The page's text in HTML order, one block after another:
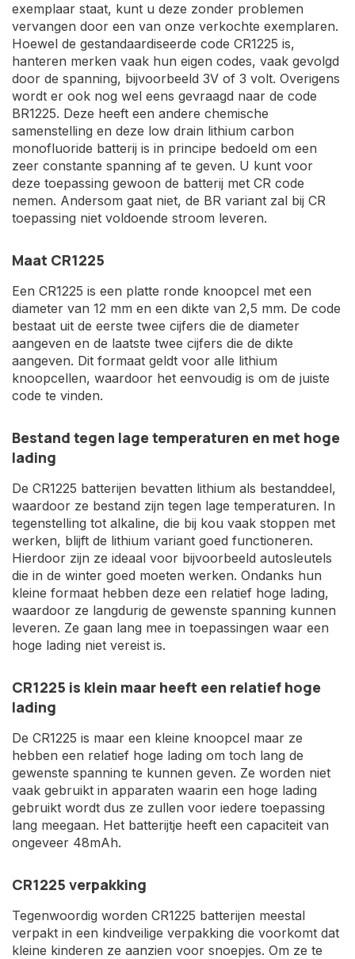
exemplaar staat, kunt u deze zonder problemen
vervangen door een van onze verkochte exemplaren.
Hoewel de gestandaardiseerde code CR1225 is,
hanteren merken vaak hun eigen codes, vaak gevolgd
door de spanning, bijvoorbeeld 3V of 3 volt. Overigens
wordt er ook nog wel eens gevraagd naar de code
BR1225. Deze heeft een andere chemische
samenstelling en deze low drain lithium carbon
monofluoride batterij is in principe bedoeld om een
zeer constante spanning af te geven. U kunt voor
deze toepassing gewoon de batterij met CR code
nemen. Andersom gaat niet, de BR variant zal bij CR
toepassing niet voldoende stroom leveren.
Maat CR1225
Een CR1225 is een platte ronde knoopcel met een
diameter van 12 mm en een dikte van 2,5 mm. De code
bestaat uit de eerste twee cijfers die de diameter
aangeven en de laatste twee cijfers die de dikte
aangeven. Dit formaat geldt voor alle lithium
knoopcellen, waardoor het eenvoudig is om de juiste
code te vinden.
Bestand tegen lage temperaturen en met hoge
lading
De CR1225 batterijen bevatten lithium als bestanddeel,
waardoor ze bestand zijn tegen lage temperaturen. In
tegenstelling tot alkaline, die bij kou vaak stoppen met
werken, blijft de lithium variant goed functioneren.
Hierdoor zijn ze ideaal voor bijvoorbeeld autosleutels
die in de winter goed moeten werken. Ondanks hun
kleine formaat hebben deze een relatief hoge lading,
waardoor ze langdurig de gewenste spanning kunnen
leveren. Ze gaan lang mee in toepassingen waar een
hoge lading niet vereist is.
CR1225 is klein maar heeft een relatief hoge
lading
De CR1225 is maar een kleine knoopcel maar ze
hebben een relatief hoge lading om toch lang de
gewenste spanning te kunnen geven. Ze worden niet
vaak gebruikt in apparaten waarin een hoge lading
gebruikt wordt dus ze zullen voor iedere toepassing
lang meegaan. Het batterijtje heeft een capaciteit van
ongeveer 48mAh.
CR1225 verpakking
Tegenwoordig worden CR1225 batterijen meestal
verpakt in een kindveilige verpakking die voorkomt dat
kleine kinderen ze aanzien voor snoepjes. Om ze te